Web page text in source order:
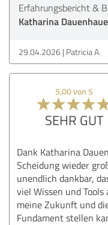
Erfahrungsbericht &
Katharina
29.04.2026 Patricia A.
5,00 von 5
SEHR GUT
Dank Katharina
Scheidung wieder
unendlich dankbar,
viel Wissen und
meine Zukunft und
Fundament stellen